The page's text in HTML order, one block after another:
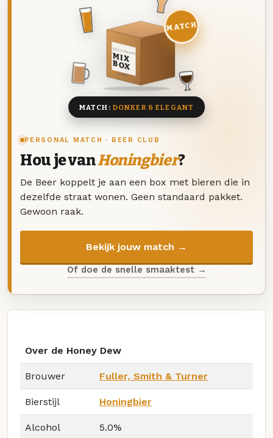
PERSONAL MATCH · BEER CLUB
Hou je vanHoningbier?
De Beer koppelt je aan een box met bieren die in
dezelfde straat wonen. Geen standaard pakket.
Gewoon raak.
Bekijk jouw match →
Of doe de snelle smaaktest →
DEZE MAAND
MIX
BOX
8 BIEREN
MATCH
MATCH: DONKER & ELEGANT
Over de Honey Dew
Brouwer Fuller, Smith & Turner
Bierstijl Honingbier
Alcohol 5.0%